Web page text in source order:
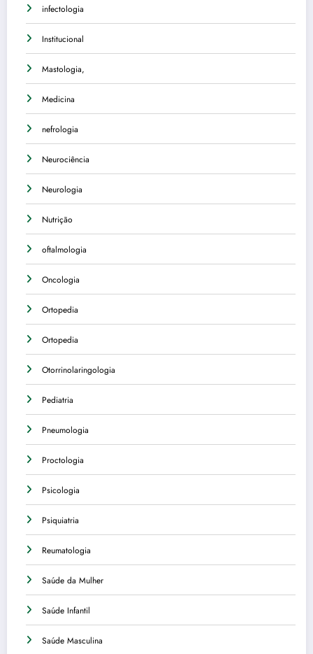
infectologia
Institucional
Mastologia,
Medicina
nefrologia
Neurociência
Neurologia
Nutrição
oftalmologia
Oncologia
Ortopedia
Ortopedia
Otorrinolaringologia
Pediatria
Pneumologia
Proctologia
Psicologia
Psiquiatria
Reumatologia
Saúde da Mulher
Saúde Infantil
Saúde Masculina